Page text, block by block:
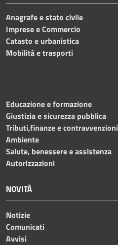
Anagrafe e stato civile
Imprese e Commercio
Catasto e urbanistica
Mobilità e trasporti
Educazione e formazione
Giustizia e sicurezza pubblica
Tributi,finanze e contravvenzioni
Ambiente
Salute, benessere e assistenza
Autorizzazioni
NOVITÀ
Notizie
Comunicati
Avvisi